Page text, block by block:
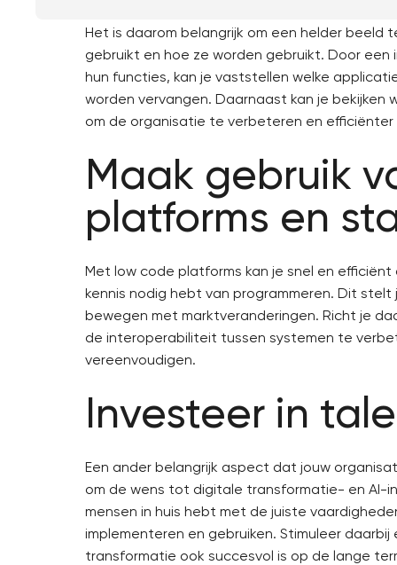
Het is daarom belangrijk om een helder beeld
gebruikt en hoe ze worden gebruikt. Door
hun functies, kan je vaststellen welke
worden vervangen. Daarnaast kan je
om de organisatie te verbeteren en
Maak gebruik
platforms en
Met low code platforms kan je snel en
kennis nodig hebt van programmeren. Dit
bewegen met marktveranderingen. Richt je
de interoperabiliteit tussen systemen te
vereenvoudigen.
Investeer in
Een ander belangrijk aspect dat jouw
om de wens tot digitale transformatie- en
mensen in huis hebt met de juiste
implementeren en gebruiken. Stimuleer
transformatie ook succesvol is op de lange